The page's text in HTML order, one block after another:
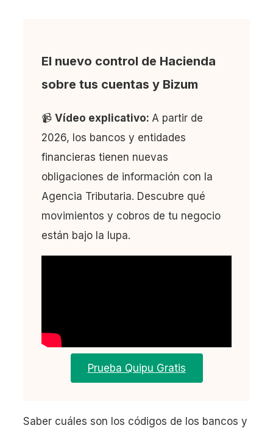
El nuevo control de Hacienda
sobre tus cuentas y Bizum
📹 Vídeo explicativo: A partir de
2026, los bancos y entidades
financieras tienen nuevas
obligaciones de información con la
Agencia Tributaria. Descubre qué
movimientos y cobros de tu negocio
están bajo la lupa.
Prueba Quipu Gratis
Saber cuáles son los códigos de los bancos y